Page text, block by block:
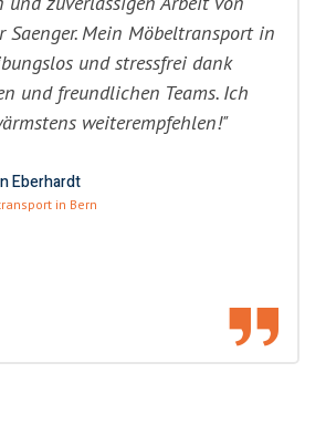
Saenger. Mein Möbeltransport in
und stressfrei dank
und freundlichen Teams. Ich
weiterempfehlen!"
Eberhardt
in Bern